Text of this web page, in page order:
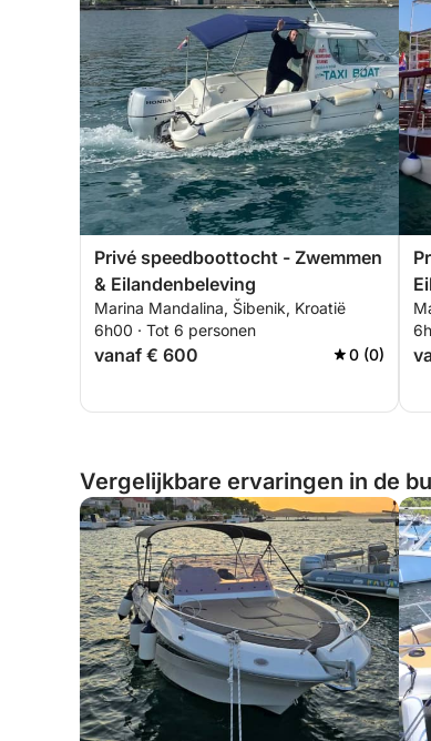
Privé speedboottocht - Zwemmen
& Eilandenbeleving
Marina Mandalina, Šibenik, Kroatië
6h00 · Tot 6 personen
vanaf € 600 0 (0)
Vergelijkbare ervaringen in de